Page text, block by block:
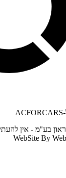
בע"מ - אין